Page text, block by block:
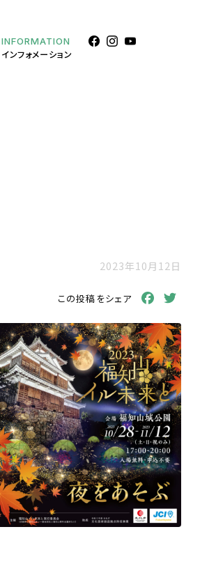
INFORMATION
インフォメーション
2023年10月12日
この投稿をシェア Facebook